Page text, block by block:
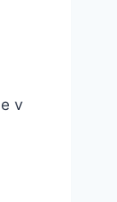
v